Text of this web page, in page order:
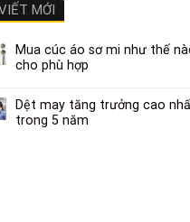
MỚI
Mua cúc áo sơ mi như thế
cho phù hợp
Dệt may tăng trưởng cao
trong 5 nămDÂY ĐEN KẺ TRẮNG